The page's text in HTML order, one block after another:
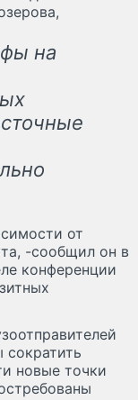
на
от
-сообщил он в
конференции
сократить
новые точки